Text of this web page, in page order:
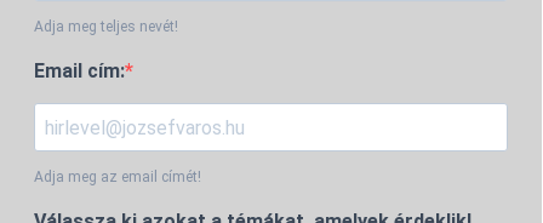
Adja meg teljes nevét!
Email cím:
Adja meg az email címét!